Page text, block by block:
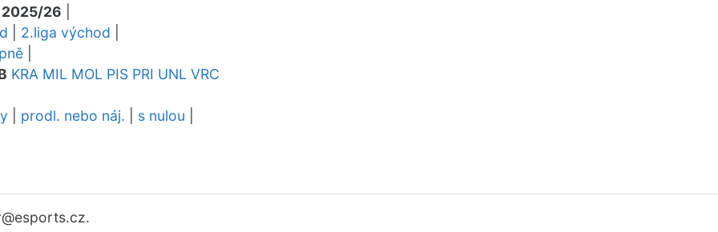
2025/26
2.liga východ
KRA MIL MOL PIS PRI UNL VRC
prodl. nebo náj. s nulou
@esports.cz.